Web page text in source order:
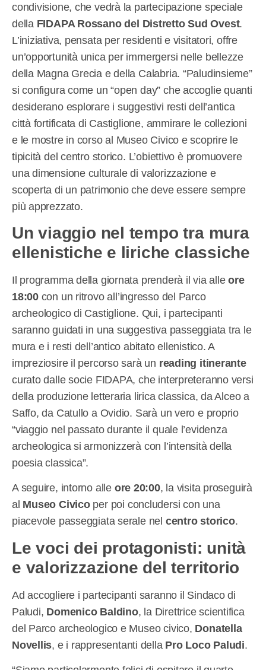
condivisione, che vedrà la partecipazione speciale
della FIDAPA Rossano del Distretto Sud Ovest.
L’iniziativa, pensata per residenti e visitatori, offre
un’opportunità unica per immergersi nelle bellezze
della Magna Grecia e della Calabria. “Paludinsieme”
si configura come un “open day” che accoglie quanti
desiderano esplorare i suggestivi resti dell’antica
città fortificata di Castiglione, ammirare le collezioni
e le mostre in corso al Museo Civico e scoprire le
tipicità del centro storico. L’obiettivo è promuovere
una dimensione culturale di valorizzazione e
scoperta di un patrimonio che deve essere sempre
più apprezzato.
Un viaggio nel tempo tra mura
ellenistiche e liriche classiche
Il programma della giornata prenderà il via alleore
18:00con un ritrovo all’ingresso del Parco
archeologico di Castiglione. Qui, i partecipanti
saranno guidati in una suggestiva passeggiata tra le
mura e i resti dell’antico abitato ellenistico. A
impreziosire il percorso sarà un reading itinerante
curato dalle socie FIDAPA, che interpreteranno versi
della produzione letteraria lirica classica, da Alceo a
Saffo, da Catullo a Ovidio. Sarà un vero e proprio
“viaggio nel passato durante il quale l’evidenza
archeologica si armonizzerà con l’intensità della
poesia classica”.
A seguire, intorno alle ore 20:00, la visita proseguirà
al Museo Civicoper poi concludersi con una
piacevole passeggiata serale nel centro storico.
Le voci dei protagonisti: unità
e valorizzazione del territorio
Ad accogliere i partecipanti saranno il Sindaco di
Paludi, Domenico Baldino, la Direttrice scientifica
del Parco archeologico e Museo civico, Donatella
Novellis, e i rappresentanti della Pro Loco Paludi.